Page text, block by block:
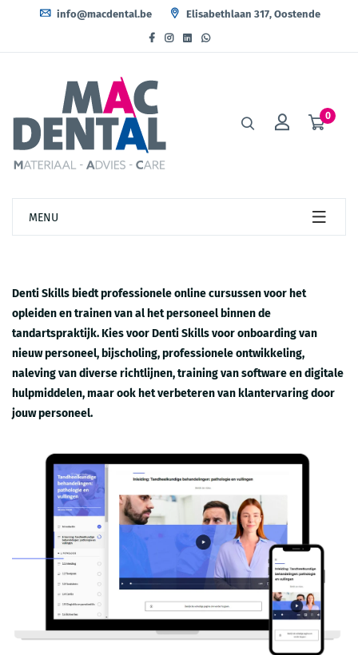
info@macdental.be Elisabethlaan 317, Oostende
0
MENU
Denti Skills biedt professionele online cursussen voor het
opleiden en trainen van al het personeel binnen de
tandartspraktijk. Kies voorDenti Skillsvoor onboarding van
nieuw personeel, bijscholing, professionele ontwikkeling,
naleving van diverse richtlijnen, training van software en digitale
hulpmiddelen, maar ook het verbeteren van klantervaring door
jouw personeel.